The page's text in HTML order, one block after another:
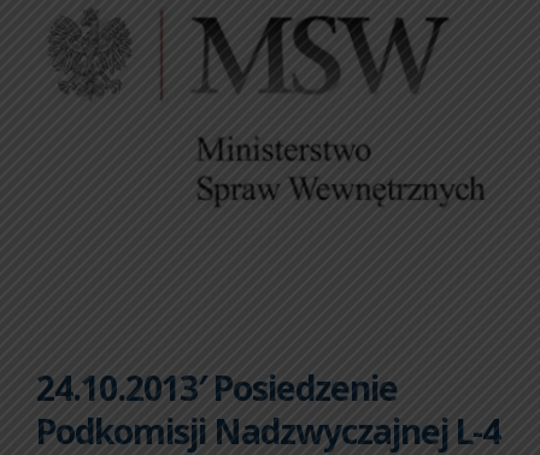
24.10.2013′ Posiedzenie
Podkomisji Nadzwyczajnej L-4